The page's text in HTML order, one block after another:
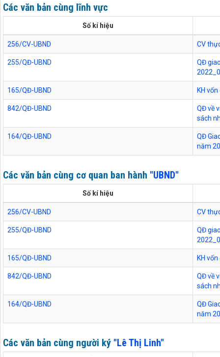
Các văn bản cùng lĩnh vực
Số kí hiệu
256/CV-UBND CV
255/QĐ-UBND
QĐ
165/QĐ-UBND KH
842/QĐ-UBND
QĐ về
sách
164/QĐ-UBND
QĐ
năm
Các văn bản cùng cơ quan ban hành "UBND"
Số kí hiệu
256/CV-UBND CV
255/QĐ-UBND
QĐ
165/QĐ-UBND KH
842/QĐ-UBND
QĐ về
sách
164/QĐ-UBND
QĐ
năm
Các văn bản cùng người ký "Lê Thị Linh"